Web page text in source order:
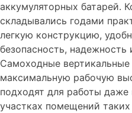
аккумуляторных батарей.
складывались годами
легкую конструкцию,
безопасность,
Самоходные
максимальную рабочую
подходят для работы даже
участках помещений